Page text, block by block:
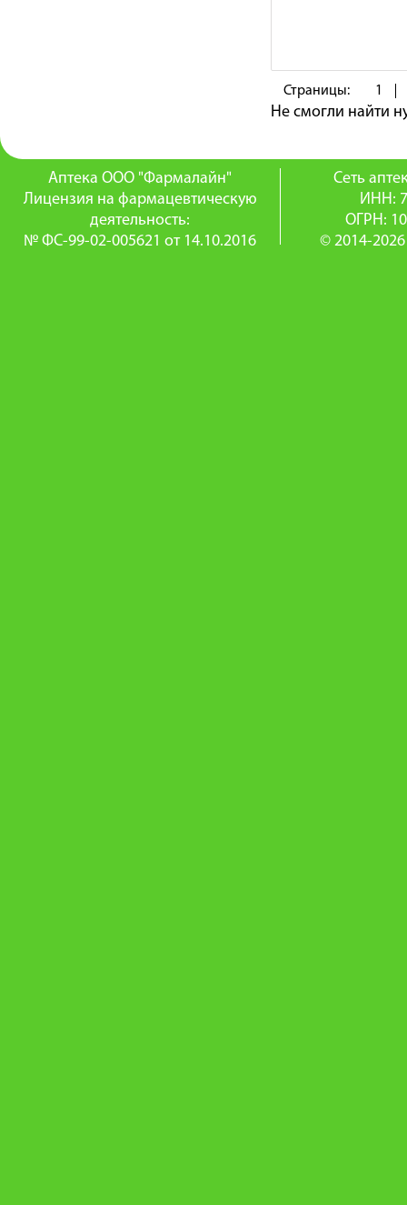
Страницы: 1
Не смогли найти
Аптека ООО "Фармалайн"
Лицензия на фармацевтическую
деятельность:
№ ФС-99-02-005621 от 14.10.2016
Сеть
ИНН:
ОГРН:
© 2014-